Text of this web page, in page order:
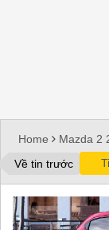
Home Mazda 2
Mazda 2
2 phiên bản
Lan
Về tin trước